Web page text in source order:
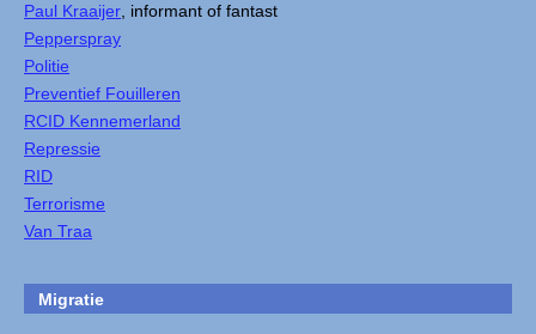
Paul Kraaijer , informant of fantast
Pepperspray
Politie
Preventief Fouilleren
RCID Kennemerland
Repressie
RID
Terrorisme
Van Traa
Migratie